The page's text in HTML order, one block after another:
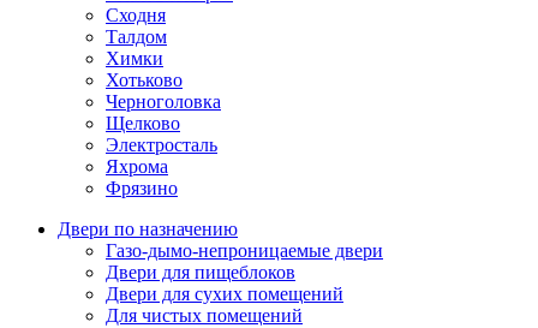
Сходня
Талдом
Химки
Хотьково
Черноголовка
Щелково
Электросталь
Яхрома
Фрязино
Двери по назначению
Газо-дымо-непроницаемые двери
Двери для пищеблоков
Двери для сухих помещений
Для чистых помещений